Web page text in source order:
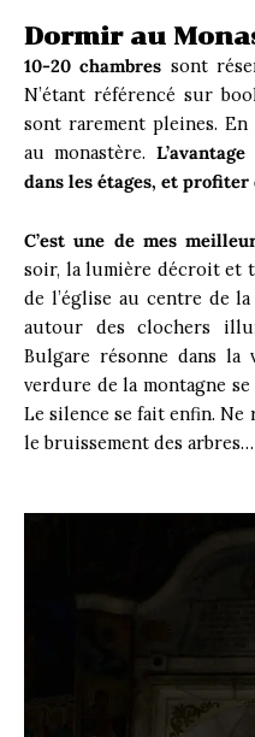
Dormir au
10-20 chambres sont
N’étant référencé sur
sont rarement pleines.
au monastère.
dans les étages, et profiter
C’est une de mes
soir, la lumière décroit et
de l’église au centre de
autour des clochers
Bulgare résonne dans
verdure de la montagne
Le silence se fait enfin.
le bruissement des arbres…